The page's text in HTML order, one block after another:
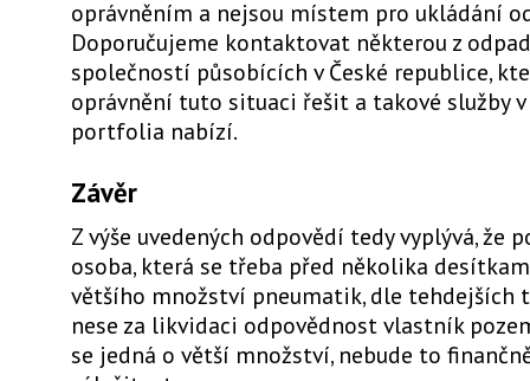
oprávněním a nejsou místem pro ukládání
Doporučujeme kontaktovat některou z
společností působících v České republice,
oprávnění tuto situaci řešit a takové služby
portfolia nabízí.
Závěr
Z výše uvedených odpovědí tedy vyplývá, že
osoba, která se třeba před několika
většího množství pneumatik, dle tehdejších
nese za likvidaci odpovědnost vlastník
se jedná o větší množství, nebude to